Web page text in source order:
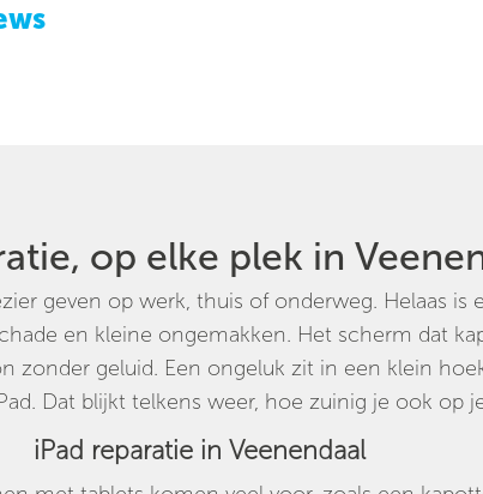
op elke plek in
geven op werk, thuis of onderweg. Helaas is
en kleine ongemakken. Het scherm dat
zonder geluid. Een ongeluk zit in een klein
Dat blijkt telkens weer, hoe zuinig je ook op
iPad reparatie in Veenendaal